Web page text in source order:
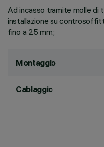
Ad incasso tramite molle di
installazione su
fino a 25 mm.;
Montaggio
Cablaggio